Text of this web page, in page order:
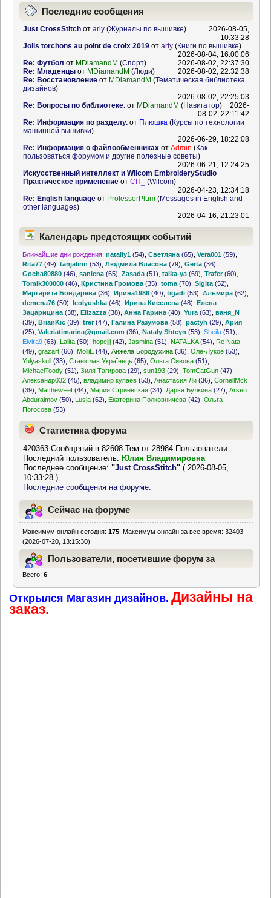
Информационный центр
Последние сообщения
Just CrossStitchот ariy(Журналы по вышивке)
2026-08-05,
10:33:28
Jolis torchons au point de croix 2019от ariy(Книги по вышивке)
2026-08-04, 16:00:06
Re: Футбол от MDiamandM (Спорт)
2026-08-02, 22:37:30
Re: Младенцыот MDiamandM (Люди)
2026-08-02, 22:32:38
Re: Восстановлениеот MDiamandM (Тематическая библиотека
дизайнов)
2026-08-02, 22:25:03
Re: Вопросы по библиотеке.от MDiamandM (Навигатор)
2026-
08-02, 22:11:42
Re: Информация по разделу.от Плюшка (Курсы по технологии
машинной вышивки)
2026-06-29, 18:22:08
Re: Информация о файлообменникахот Admin (Как
пользоваться форумом и другие полезные советы)
2026-06-21, 12:24:25
Искусственный интеллект и Wilcom EmbroideryStudio
Практическое применениеот СП_ (Wilcom)
2026-04-23, 12:34:18
Re: English languageот ProfessorPlum(Messages in English and
other languages)
2026-04-16, 21:23:01
Календарь предстоящих событий
Ближайшие дни рождения: nataliy1 (54) ,Светляна (65) ,Vera001 (59)
Rita77 (49) ,tanjalinn (53) ,Людмила Власова (79) ,Gerta (36)
Gocha80880 (46) ,sanlena (65) ,Zasada (51) ,talka-ya (69) ,Trafer(60)
Tomik300000 (46) ,Кристина Громова (35) ,toma (70) ,Sigita (52)
Маргарита Бондарева (36) ,Ирина1986 (40) ,tigadi (53) ,Альмира (62)
demena76 (50) ,leolyushka (46) ,Ирина Киселева (48) ,Елена
Зацарицина (38) ,Elizazza (38) ,Анна Гарина (40) ,Yura (63) ,ваня_N
(39) ,BrianKic (39) ,trer(47) ,Галина Разумова (58) ,pactyh (29) ,Ария
(25) ,Valeriatimarina@gmail.com (36) ,Nataly Shteyn (53) ,Sheila (51)
Elvira9 (63) Lalita (50) ,hopejjj (42) ,Jasmina (51) NATALKA(54)
Re Nata
(49) ,grazart (66) MolliE (44) ,Анжела Бородухина (36) ,Оле-Лукое (53)
Yulyaskull (33) ,Станіслав Українець (65) ,Ольга Сивова (51)
MichaelToody (51) ,Зиля Тагирова (29) ,sun193 (29) ,TomCatGun (47)
Александр032 (45) ,владимир купаев (53) ,Анастасия Ли (36) ,CornellMck
(39)
MatthewFef (44) Мария Стриевская (34) Дарья Булкина (27) ,Arsen
Abduraimov (50) Lusja (62) Екатерина Полковничева (42) ,Ольга
Погосова (53)
Статистика форума
420363 Сообщений в 82608 Тем от 28984 Пользователи.
Последний пользователь: Юлия Владимировна
Последнее сообщение:"Just CrossStitch" ( 2026-08-05,
10:33:28 )
Последние сообщения на форуме.
Сейчас на форуме
Максимум онлайн сегодня:175 . Максимум онлайн за все время: 32403
(2026-07-20, 13:15:30)
Пользователи, посетившие форум за
Всего:6
Открылся Магазин дизайнов. Дизайны на
заказ.